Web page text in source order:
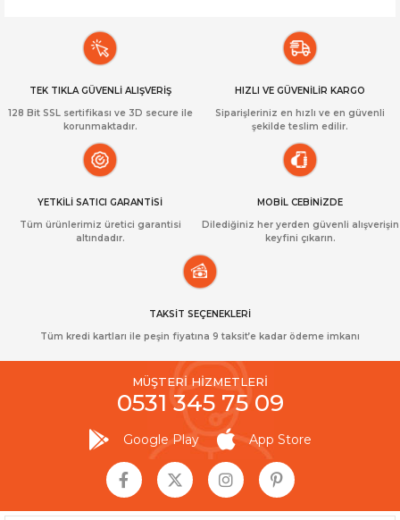
TEK TIKLA GÜVENLİ ALIŞVERİŞ
128 Bit SSL sertifikası ve 3D secure ile
korunmaktadır.
HIZLI VE GÜVENİLİR KARGO
Siparişleriniz en hızlı ve en güvenli
şekilde teslim edilir.
YETKİLİ SATICI GARANTİSİ
Tüm ürünlerimiz üretici garantisi
altındadır.
MOBİL CEBİNİZDE
Dilediğiniz her yerden güvenli alışverişin
keyfini çıkarın.
TAKSİT SEÇENEKLERİ
Tüm kredi kartları ile peşin fiyatına 9 taksit’e kadar ödeme imkanı
MÜŞTERİ HİZMETLERİ
0531 345 75 09
Google Play App Store